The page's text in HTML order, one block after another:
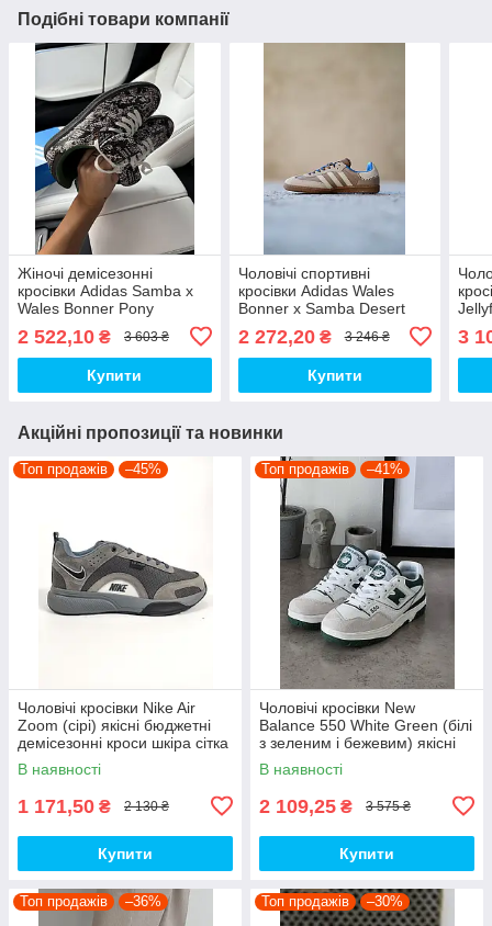
Подібні товари компанії
Жіночі демісезонні
кросівки Adidas Samba x
Wales Bonner Pony
стильні 1435 Адідас top
2 522,10 ₴ 3 603 ₴
Купити
Чоловічі спортивні
кросівки Adidas Wales
Bonner x Samba Desert
стильні 02038 Адідас топ
2 272,20₴ 3 246 ₴
Купити
3
Акційні пропозиції та новинки
Топ продажів –45%
Чоловічі кросівки Nike Air
Zoom (сірі) якісні бюджетні
демісезонні кроси шкіра сітка
D426 топ
В наявності
1 171,50 ₴ 2 130 ₴
Купити
Топ продажів –41%
Чоловічі кросівки New
Balance 550 White Green (білі
з зеленим і бежевим) якісні
модні кроси NB020 топ
В наявності
2 109,25 ₴ 3 575 ₴
Купити
Топ продажів –36% Топ продажів –30%